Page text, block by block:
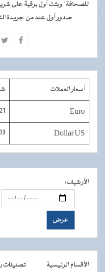
للصحافة" وبثت أول برقية على
صدور أول عدد من جريدة
أسعار العملات
Euro
Dollar US
الأرشيف:
الأقسام الرئيسية تصنيفات